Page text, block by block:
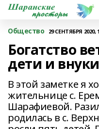
Общество 29 СЕНТЯБРЯ 2020,
Богатство
дети и внуки
В этой заметке я
жительнице с.
Шарафиевой.
родилась в с.